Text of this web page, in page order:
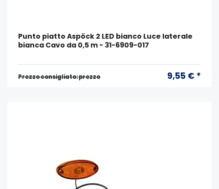
Punto piatto Aspöck 2 LED bianco Luce laterale
bianca Cavo da 0,5 m - 31-6909-017
Prezzo consigliato: prezzo 9,55 € *